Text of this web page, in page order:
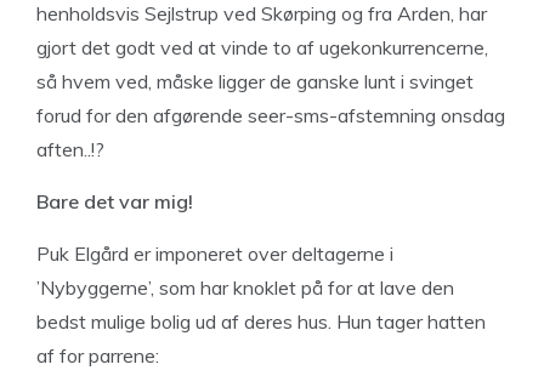
henholdsvis Sejlstrup ved Skørping og fra Arden, har
gjort det godt ved at vinde to af ugekonkurrencerne,
så hvem ved, måske ligger de ganske lunt i svinget
forud for den afgørende seer-sms-afstemning onsdag
aften..!?
Bare det var mig!
Puk Elgård er imponeret over deltagerne i
’Nybyggerne’, som har knoklet på for at lave den
bedst mulige bolig ud af deres hus. Hun tager hatten
af for parrene: